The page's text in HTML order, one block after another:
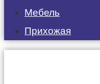
Мебель
Прихожая